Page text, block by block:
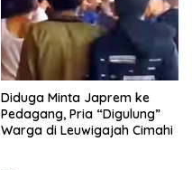
Diduga Minta Japrem ke
Pedagang, Pria “Digulung”
Warga di Leuwigajah Cimahi